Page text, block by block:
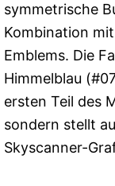
symmetrische
Kombination
Emblems. Die
Himmelblau
ersten Teil des
sondern stellt
Skyscanner-